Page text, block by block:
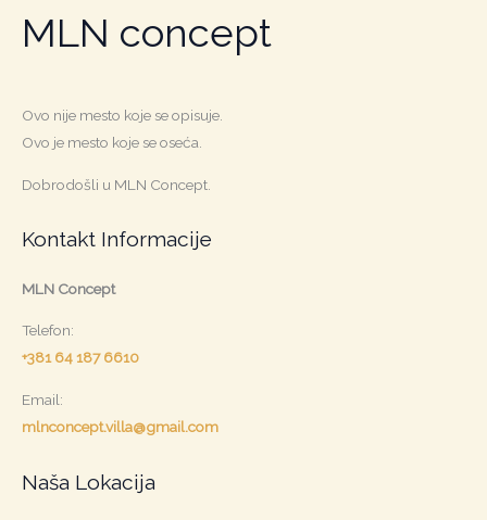
MLN concept
Ovo nije mesto koje se opisuje.
Ovo je mesto koje se oseća.
Dobrodošli u MLN Concept.
Kontakt Informacije
MLN Concept
Telefon:
+381 64 187 6610
Email:
mlnconcept.villa@gmail.com
Naša Lokacija